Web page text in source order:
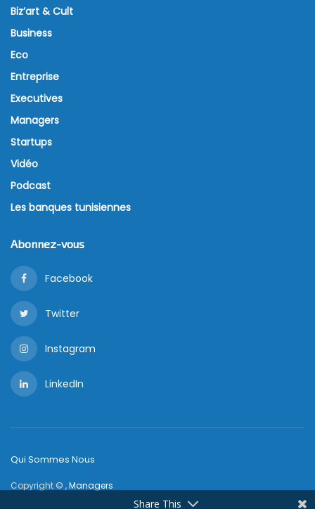
Biz’art & Cult
Business
Eco
Entreprise
Executives
Managers
Startups
Vidéo
Podcast
Les banques tunisiennes
Abonnez-vous
Facebook
Twitter
Instagram
LinkedIn
Qui Sommes Nous
Copyright © ,Managers
Share This